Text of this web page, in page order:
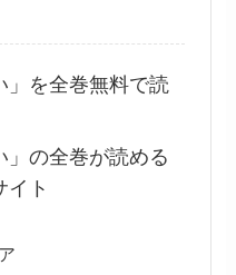
」を全巻無料で読
」の全巻が読める
イト